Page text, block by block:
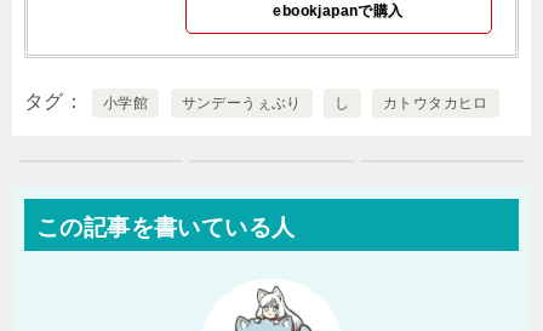
ebookjapanで購入
タグ 小学館 サンデーうぇぶり し カトウタカヒロ
この記事を書いている人